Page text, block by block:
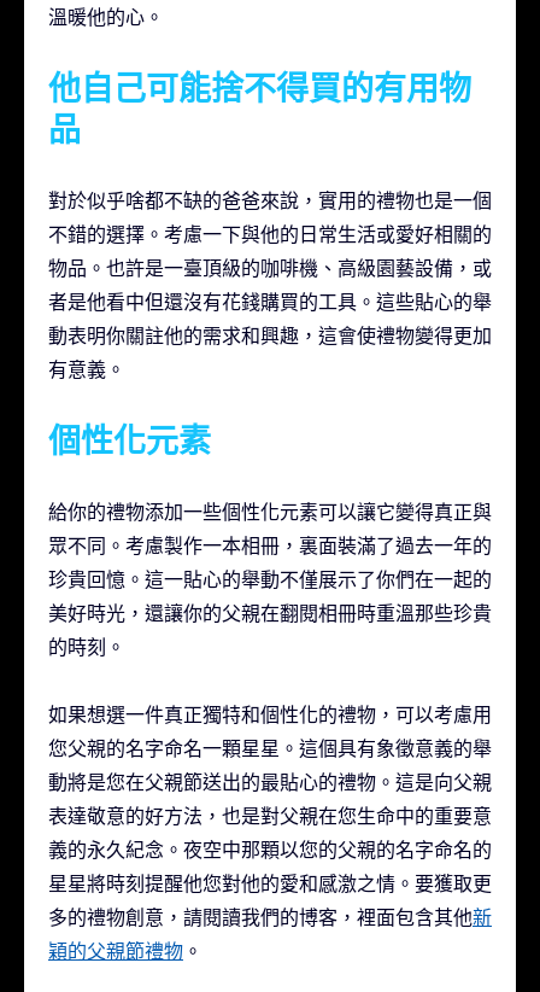
溫暖他的心。
他自己可能捨不得買的有用物
品
對於似乎啥都不缺的爸爸來說，實用的禮物也是一個
不錯的選擇。考慮一下與他的日常生活或愛好相關的
物品。也許是一臺頂級的咖啡機、高級園藝設備，或
者是他看中但還沒有花錢購買的工具。這些貼心的舉
動表明你關註他的需求和興趣，這會使禮物變得更加
有意義。
個性化元素
給你的禮物添加一些個性化元素可以讓它變得真正與
眾不同。考慮製作一本相冊，裏面裝滿了過去一年的
珍貴回憶。這一貼心的舉動不僅展示了你們在一起的
美好時光，還讓你的父親在翻閱相冊時重溫那些珍貴
的時刻。
如果想選一件真正獨特和個性化的禮物，可以考慮用
您父親的名字命名一顆星星。這個具有象徵意義的舉
動將是您在父親節送出的最貼心的禮物。這是向父親
表達敬意的好方法，也是對父親在您生命中的重要意
義的永久紀念。夜空中那顆以您的父親的名字命名的
星星將時刻提醒他您對他的愛和感激之情。要獲取更
多的禮物創意，請閱讀我們的博客，裡面包含其他新
穎的父親節禮物 。